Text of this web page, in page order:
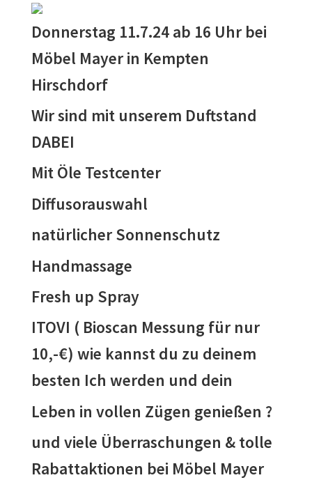
Donnerstag 11.7.24 ab 16 Uhr bei
Möbel Mayer in Kempten
Hirschdorf
Wir sind mit unserem Duftstand
DABEI
Mit Öle Testcenter
Diffusorauswahl
natürlicher Sonnenschutz
Handmassage
Fresh up Spray
ITOVI ( Bioscan Messung für nur
10,-€) wie kannst du zu deinem
besten Ich werden und dein
Leben in vollen Zügen genießen ?
und viele Überraschungen & tolle
Rabattaktionen bei Möbel Mayer